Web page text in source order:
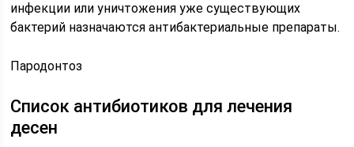
инфекции или уничтожения уже существующих
бактерий назначаются антибактериальные препараты.
Пародонтоз
Список антибиотиков для лечения
десен